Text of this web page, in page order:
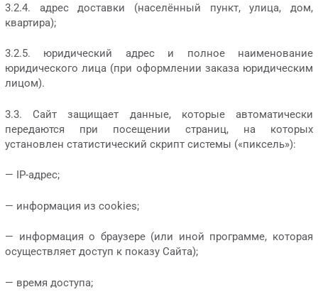
3.2.4. адрес доставки (населённый пункт, улица, дом,
квартира);
3.2.5. юридический адрес и полное наименование
юридического лица (при оформлении заказа юридическим
лицом).
3.3. Сайт защищает данные, которые автоматически
передаются при посещении страниц, на которых
установлен статистический скрипт системы («пиксель»):
— IP-адрес;
— информация из cookies;
— информация о браузере (или иной программе, которая
осуществляет доступ к показу Сайта);
— время доступа;